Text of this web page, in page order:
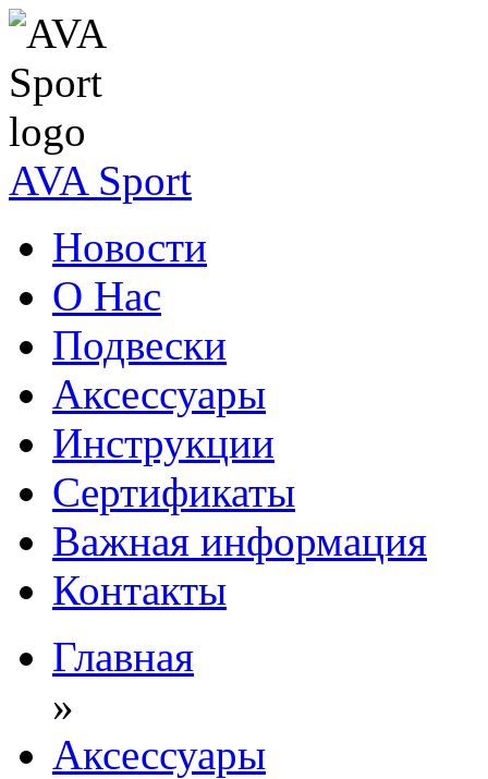
AVA Sport
Новости
О Нас
Подвески
Аксессуары
Инструкции
Сертификаты
Важная информация
Контакты
Главная
»
Аксессуары